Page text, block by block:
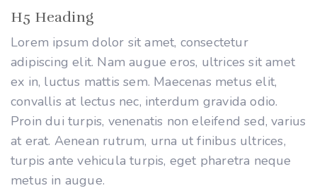
H5 Heading
Lorem ipsum dolor sit amet, consectetur
adipiscing elit. Nam augue eros, ultrices sit amet
ex in, luctus mattis sem. Maecenas metus elit,
convallis at lectus nec, interdum gravida odio.
Proin dui turpis, venenatis non eleifend sed, varius
at erat. Aenean rutrum, urna ut finibus ultrices,
turpis ante vehicula turpis, eget pharetra neque
metus in augue.